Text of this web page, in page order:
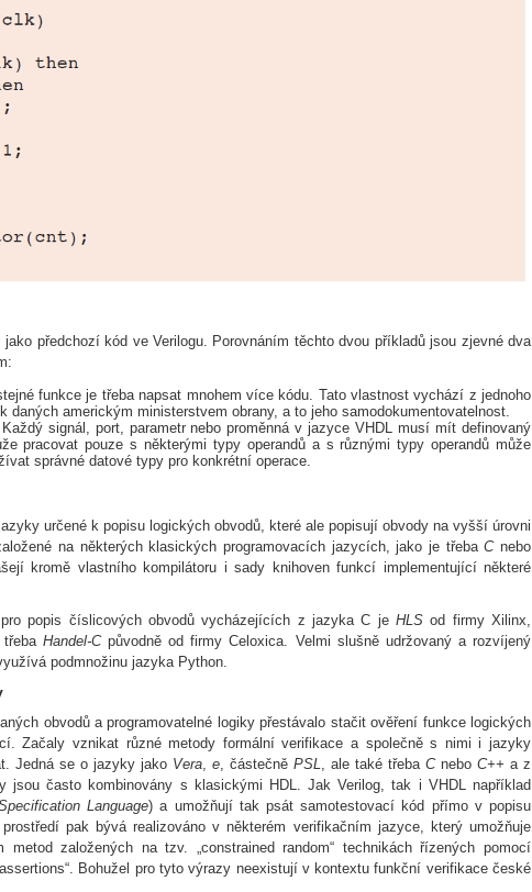
předchozí kód ve Verilogu. Porovnáním těchto dvou příkladů jsou zjevné dva
funkce je třeba napsat mnohem více kódu. Tato vlastnost vychází z jednoho
daných americkým ministerstvem obrany, a to jeho samodokumentovatelnost.
signál, port, parametr nebo proměnná v jazyce VHDL musí mít definovaný
pracovat pouze s některými typy operandů a s různými typy operandů může
správné datové typy pro konkrétní operace.
určené k popisu logických obvodů, které ale popisují obvody na vyšší úrovni
na některých klasických programovacích jazycích, jako je třebaC nebo
kromě vlastního kompilátoru i sady knihoven funkcí implementující některé
popis číslicových obvodů vycházejících z jazyka C je HLSod firmy Xilinx,
třeba Handel-C původně od firmy Celoxica. Velmi slušně udržovaný a rozvíjený
podmnožinu jazyka Python.
obvodů a programovatelné logiky přestávalo stačit ověření funkce logických
Začaly vznikat různé metody formální verifikace a společně s nimi i jazyky
Jedná se o jazyky jako Vera, e, částečně PSL, ale také třeba C nebo C++ a z
jsou často kombinovány s klasickými HDL. Jak Verilog, tak i VHDL například
Language) a umožňují tak psát samotestovací kód přímo v popisu
pak bývá realizováno v některém verifikačním jazyce, který umožňuje
založených na tzv. „constrained random“ technikách řízených pomocí
Bohužel pro tyto výrazy neexistují v kontextu funkční verifikace české